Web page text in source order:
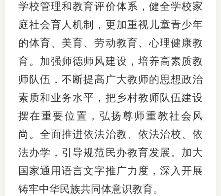
学校管理和教育评价体系，健全学校家
庭社会育人机制，更加重视儿童青少年
的体育、美育、劳动教育、心理健康教
育。加强师德师风建设，培养高素质教
师队伍，不断提高广大教师的思想政治
素质和业务水平，把乡村教师队伍建设
摆在重要位置，弘扬尊师重教社会风
尚。全面推进依法治教、依法治校、依
法办学，引导规范民办教育发展。加大
国家通用语言文字推广力度，深入开展
铸牢中华民族共同体意识教育。